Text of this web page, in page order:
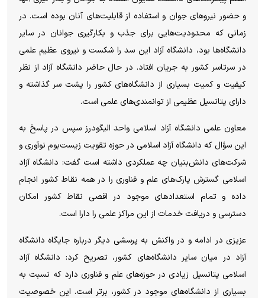
و حضور نیرو‌های جوان و استفاده از قابلیت‌های آنان بوده است. در
زمانی که محدودیت‌هایی برای جذب و بکارگیری جوانان در سایر
دانشگاه‌ها بود، دانشگاه آزاد این سد را شکست و نیروی عظیم علمی
در سرتاسر کشور به جریان افتاد. در حال حاضر دانشگاه آزاد از نظر
کیفیت و کمیت بسیاری از دانشگاه‌های کشور را پشت سر گذاشته و
دارای پتانسیل عظیمی از توانمندی‌های علمی است.
معاون علمی دانشگاه آزاد اسلامی واحد الیگودرز سپس در پاسخ به
این سؤال که دانشگاه آزاد اسلامی در حوزه تقویت زیست‌بوم نوآوری و
شرکت‌های دانش‌بنیان چه عملکردی داشته است گفت: دانشگاه آزاد
اسلامی گسترش پارک‌های علم و فناوری را در همه نقاط کشور انجام
داده و تمام استعداد‌های موجود در اقصی نقاط کشور امکان
دسترسی و دریافت خدمات از این مراکز علمی را دارا است.
عزیزی در ادامه و در واکنش به پرسشی دیگر درباره جایگاه دانشگاه
آزاد در میان سایر دانشگاه‌های کشور، تصریح کرد: دانشگاه آزاد
اسلامی پتانسیل زیادی در حوزه‌های علم و فناوری دارد که نسبت به
بسیاری از دانشگاه‌های موجود در کشور، برتر است. این خصوصیت